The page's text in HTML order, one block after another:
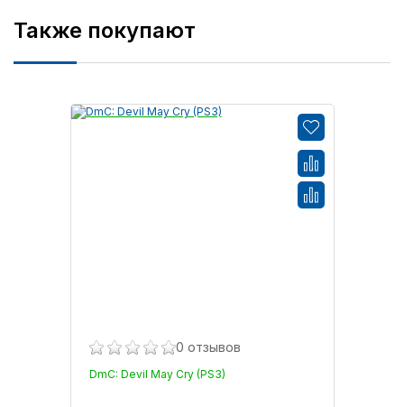
Также покупают
0 отзывов
DmC: Devil May Cry (PS3)